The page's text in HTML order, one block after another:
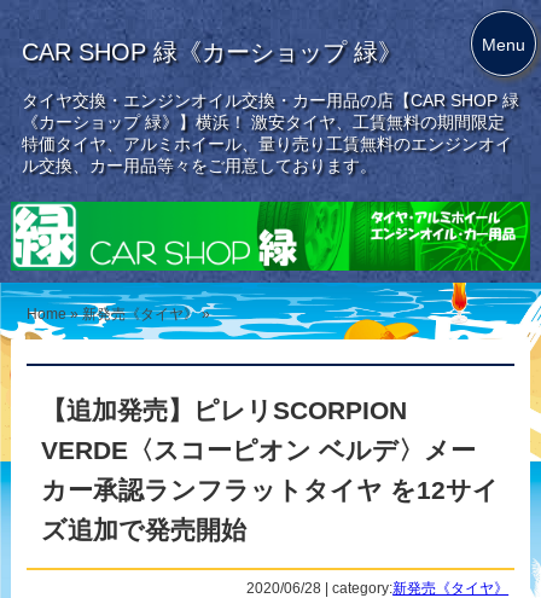
CAR SHOP 緑《カーショップ 緑》
タイヤ交換・エンジンオイル交換・カー用品の店【CAR SHOP 緑
《カーショップ 緑》】横浜！ 激安タイヤ、工賃無料の期間限定
特価タイヤ、アルミホイール、量り売り工賃無料のエンジンオイ
ル交換、カー用品等々をご用意しております。
Home »新発売《タイヤ》 »
【追加発売】ピレリSCORPION
VERDE〈スコーピオン ベルデ〉メー
カー承認ランフラットタイヤ を12サイ
ズ追加で発売開始
2020/06/28 | category:新発売《タイヤ》
Menu